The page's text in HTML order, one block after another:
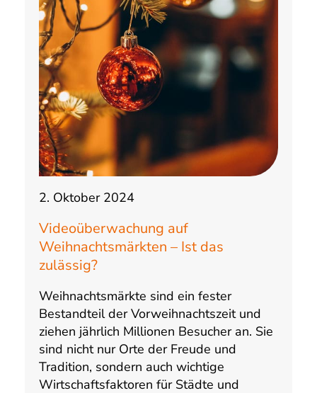
2. Oktober 2024
Videoüberwachung auf
Weihnachtsmärkten – Ist das
zulässig?
Weihnachtsmärkte sind ein fester
Bestandteil der Vorweihnachtszeit und
ziehen jährlich Millionen Besucher an. Sie
sind nicht nur Orte der Freude und
Tradition, sondern auch wichtige
Wirtschaftsfaktoren für Städte und